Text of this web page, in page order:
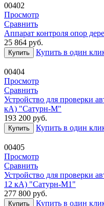
00402
Просмотр
Сравнить
Аппарат контроля опор
25 864 руб.
Купить Купить в один
00404
Просмотр
Сравнить
Устройство для проверки
кА) "Сатурн-М"
193 200 руб.
Купить Купить в один
00405
Просмотр
Сравнить
Устройство для проверки
12 кА) "Cатурн-М1"
277 800 руб.
Купить Купить в один